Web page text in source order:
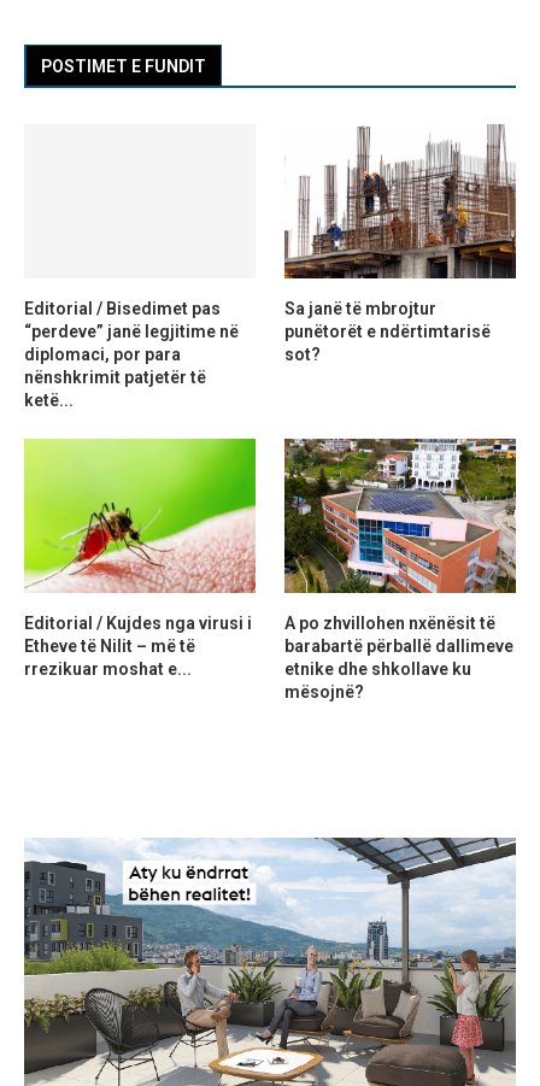
POSTIMET E FUNDIT
Editorial / Bisedimet pas
“perdeve” janë legjitime në
diplomaci, por para
nënshkrimit patjetër të
ketë...
Sa janë të mbrojtur
punëtorët e ndërtimtarisë
sot?
Editorial / Kujdes nga virusi i
Etheve të Nilit – më të
rrezikuar moshat e...
A po zhvillohen nxënësit të
barabartë përballë dallimeve
etnike dhe shkollave ku
mësojnë?